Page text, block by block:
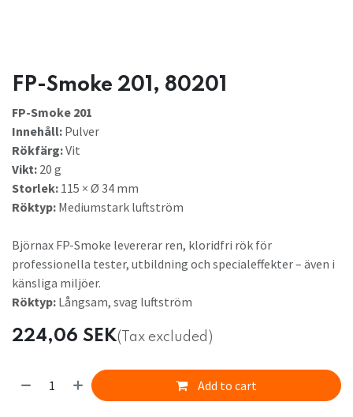
FP-Smoke 201, 80201
FP-Smoke 201
Innehåll: Pulver
Rökfärg:Vit
Vikt: 20 g
Storlek: 115 × Ø 34 mm
Röktyp: Mediumstark luftström
Björnax FP-Smoke levererar ren, kloridfri rök för
professionella tester, utbildning och specialeffekter – även i
känsliga miljöer.
Röktyp: Långsam, svag luftström
224,06 SEK(Tax excluded)
Add to cart